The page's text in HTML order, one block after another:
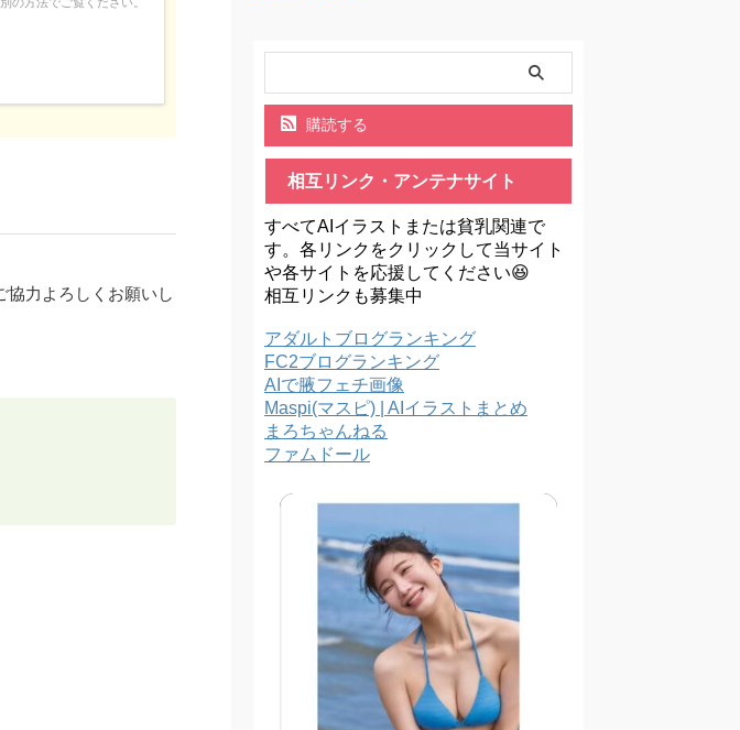
協力よろしくお願いし
購読する
相互リンク・アンテナサイト
すべてAIイラストまたは貧乳関連で
す。各リンクをクリックして当サイト
や各サイトを応援してください😆
相互リンクも募集中
アダルトブログランキング
FC2ブログランキング
AIで腋フェチ画像
Maspi(マスピ) | AIイラストまとめ
まろちゃんねる
ファムドール